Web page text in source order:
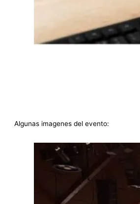
Algunas imagenes del evento: